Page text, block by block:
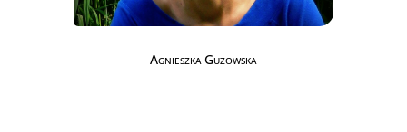
Agnieszka Guzowska